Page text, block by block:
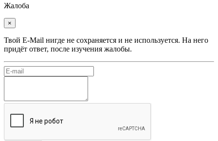
Жалоба
×
Твой E-Mail нигде не сохраняется и не используется. На него
придёт ответ, после изучения жалобы.